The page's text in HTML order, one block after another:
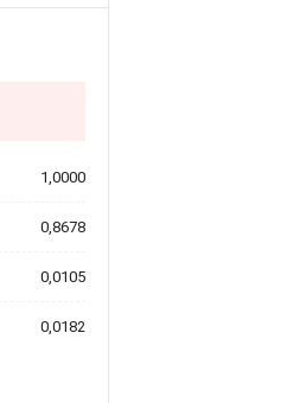
1,0000
0,8678
0,0105
0,0182